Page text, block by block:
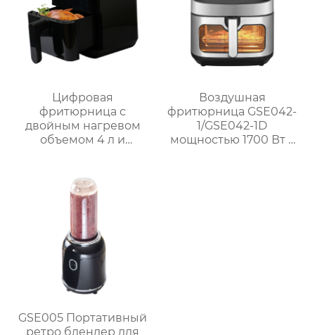
Цифровая
фритюрница с
двойным нагревом
объемом 4 л и
стали | GSE030
Воздушная
фритюрница GSE042-
1/GSE042-1D
мощностью 1700 Вт с
GSE005 Портативный
ретро блендер для